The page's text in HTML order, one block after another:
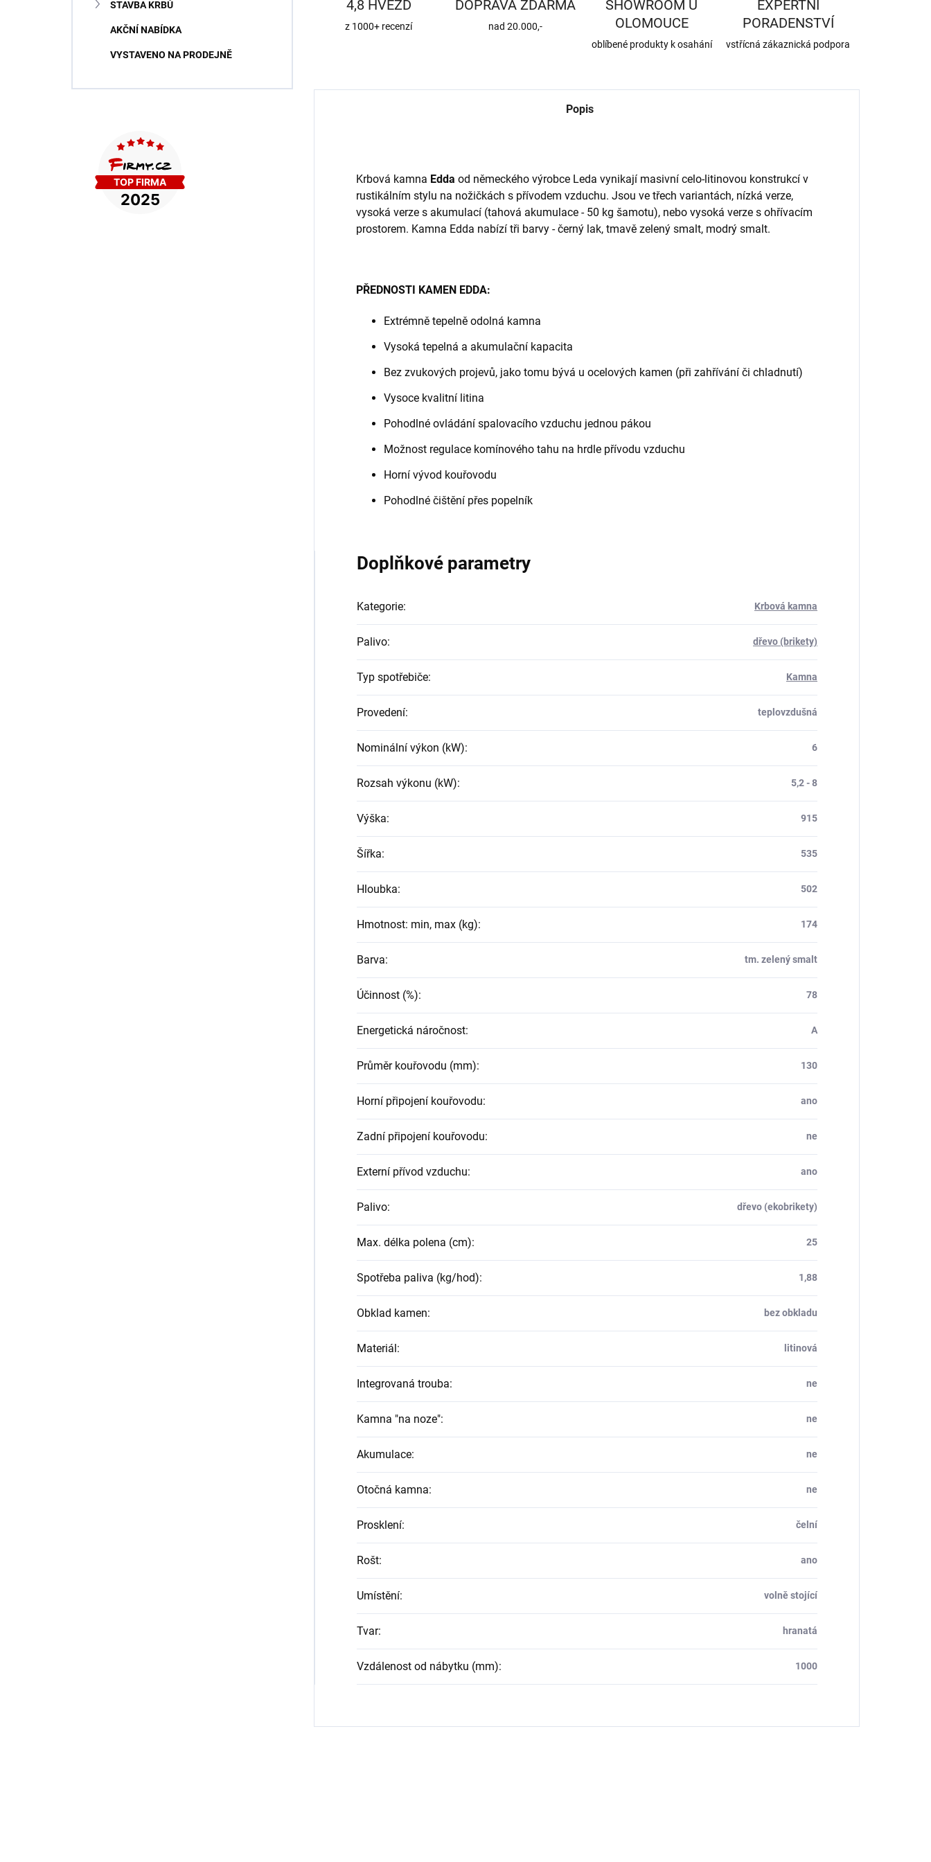
STAVBA KRBŮ
AKČNÍ NABÍDKA
VYSTAVENO NA PRODEJNĚ
4,8 HVĚZD
z 1000+ recenzí
DOPRAVA ZDARMA
nad 20.000,-
SHOWROOM U
OLOMOUCE
oblíbené produkty k osahání
EXPERTNÍ
PORADENSTVÍ
vstřícná zákaznická podpora
Popis
Krbová kamna Edda od německého výrobce Leda vynikají masivní celo-litinovou konstrukcí v
rustikálním stylu na nožičkách s přívodem vzduchu. Jsou ve třech variantách, nízká verze,
vysoká verze s akumulací (tahová akumulace - 50 kg šamotu), nebo vysoká verze s ohřívacím
prostorem. Kamna Edda nabízí tři barvy - černý lak, tmavě zelený smalt, modrý smalt.
PŘEDNOSTI KAMEN EDDA:
Extrémně tepelně odolná kamna
Vysoká tepelná a akumulační kapacita
Bez zvukových projevů, jako tomu bývá u ocelových kamen (při zahřívání či chladnutí)
Vysoce kvalitní litina
Pohodlné ovládání spalovacího vzduchu jednou pákou
Možnost regulace komínového tahu na hrdle přívodu vzduchu
Horní vývod kouřovodu
Pohodlné čištění přes popelník
Doplňkové parametry
Kategorie: Krbová kamna
Palivo: dřevo (brikety)
Typ spotřebiče: Kamna
Provedení: teplovzdušná
Nominální výkon (kW): 6
Rozsah výkonu (kW): 5,2 - 8
Výška: 915
Šířka: 535
Hloubka: 502
Hmotnost: min, max (kg): 174
Barva: tm. zelený smalt
Účinnost (%): 78
Energetická náročnost: A
Průměr kouřovodu (mm): 130
Horní připojení kouřovodu: ano
Zadní připojení kouřovodu: ne
Externí přívod vzduchu: ano
Palivo: dřevo (ekobrikety)
Max. délka polena (cm): 25
Spotřeba paliva (kg/hod): 1,88
Obklad kamen: bez obkladu
Materiál: litinová
Integrovaná trouba: ne
Kamna "na noze": ne
Akumulace: ne
Otočná kamna: ne
Prosklení: čelní
Rošt: ano
Umístění: volně stojící
Tvar: hranatá
Vzdálenost od nábytku (mm): 1000